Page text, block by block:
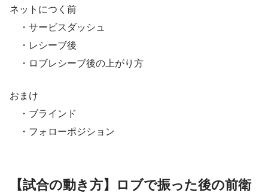
ネットにつく前
・サービスダッシュ
・レシーブ後
・ロブレシーブ後の上がり方
おまけ
・ブラインド
・フォローポジション
【試合の動き方】ロブで振った後の前衛